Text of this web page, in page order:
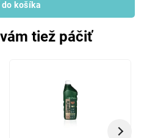
košíka
tiež páčiť